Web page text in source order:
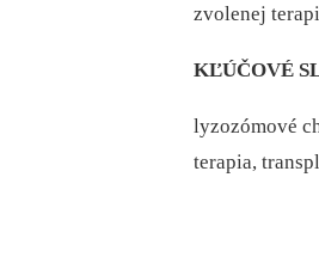
zvolenej
KĽÚČOVÉ
lyzozómové
terapia,